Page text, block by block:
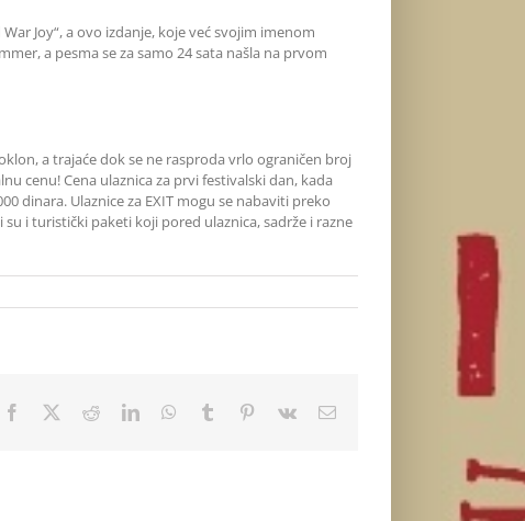
Joy“, a ovo izdanje, koje već svojim imenom
a pesma se za samo 24 sata našla na prvom
a trajaće dok se ne rasproda vrlo ograničen broj
cenu! Cena ulaznica za prvi festivalski dan, kada
dinara. Ulaznice za EXIT mogu se nabaviti preko
su i turistički paketi koji pored ulaznica, sadrže i razne
Facebook RedditLinkedInWhatsApp
Tumblr Pinterest
Vk Email